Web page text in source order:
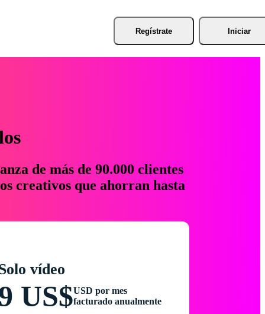
Regístrate Iniciar
de más de 90.000 clientes
creativos que ahorran hasta
vídeo
US$USD por mes
facturado anualmente